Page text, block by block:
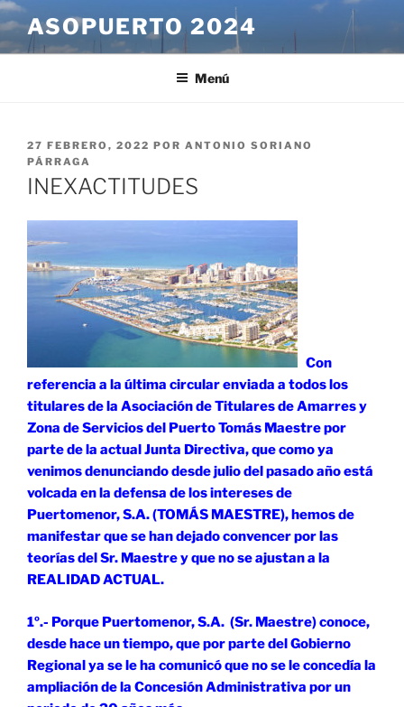
Saltar
al
contenido
ASOPUERTO 2024
Menú
PUBLICADO
EL
27 FEBRERO, 2022 POR ANTONIO SORIANO
PÁRRAGA
INEXACTITUDES
Con
referencia a la última circular enviada a todos los
titulares de la Asociación de Titulares de Amarres y
Zona de Servicios del Puerto Tomás Maestre por
parte de la actual Junta Directiva, que como ya
venimos denunciando desde julio del pasado año está
volcada en la defensa de los intereses de
Puertomenor, S.A. (TOMÁS MAESTRE), hemos de
manifestar que se han dejado convencer por las
teorías del Sr. Maestre y que no se ajustan a la
REALIDAD ACTUAL.
1º.- Porque Puertomenor, S.A. (Sr. Maestre) conoce,
desde hace un tiempo, que por parte del Gobierno
Regional ya se le ha comunicó que no se le concedía la
ampliación de la Concesión Administrativa por un